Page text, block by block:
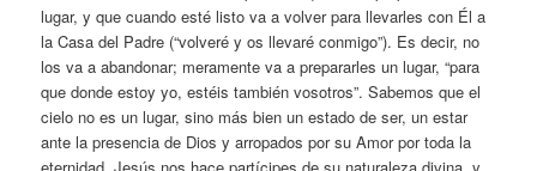
lugar, y que cuando esté listo va a volver para llevarles con Él a
la Casa del Padre (“volveré y os llevaré conmigo”). Es decir, no
los va a abandonar; meramente va a prepararles un lugar, “para
que donde estoy yo, estéis también vosotros”. Sabemos que el
cielo no es un lugar, sino más bien un estado de ser, un estar
ante la presencia de Dios y arropados por su Amor por toda la
eternidad. Jesús nos hace partícipes de su naturaleza divina, y